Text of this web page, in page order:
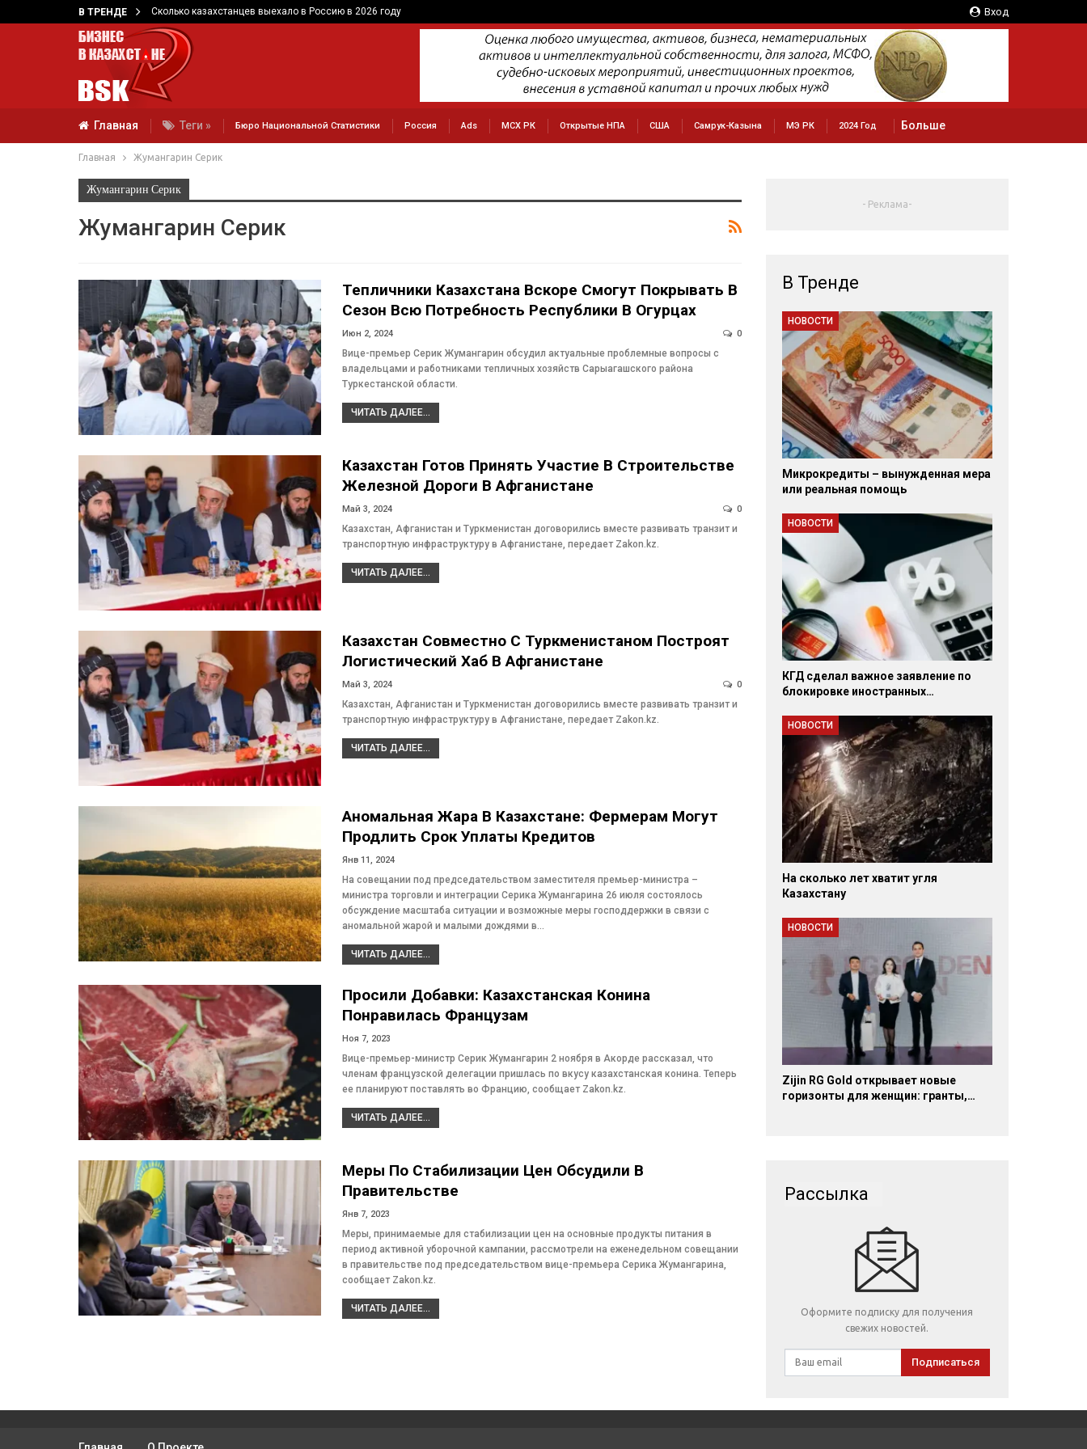
Вход
В ТРЕНДЕ Сколько казахстанцев выехало в Россию в 2026 году
Главная Теги » Бюро Национальной Статистики Россия Ads МСХ РК Открытые НПА США Самрук-Казына МЭ РК 2024 Год Больше
Главная Жумангарин Серик
Жумангарин Серик
Жумангарин Серик
Тепличники Казахстана Вскоре Смогут Покрывать В
Сезон Всю Потребность Республики В Огурцах
Июн 2, 2024 0
Вице-премьер Серик Жумангарин обсудил актуальные проблемные вопросы с
владельцами и работниками тепличных хозяйств Сарыагашского района
Туркестанской области.
ЧИТАТЬ ДАЛЕЕ...
Казахстан Готов Принять Участие В Строительстве
Железной Дороги В Афганистане
Май 3, 2024 0
Казахстан, Афганистан и Туркменистан договорились вместе развивать транзит и
транспортную инфраструктуру в Афганистане, передает Zakon.kz.
ЧИТАТЬ ДАЛЕЕ...
Казахстан Совместно С Туркменистаном Построят
Логистический Хаб В Афганистане
Май 3, 2024 0
Казахстан, Афганистан и Туркменистан договорились вместе развивать транзит и
транспортную инфраструктуру в Афганистане, передает Zakon.kz.
ЧИТАТЬ ДАЛЕЕ...
Аномальная Жара В Казахстане: Фермерам Могут
Продлить Срок Уплаты Кредитов
Янв 11, 2024
На совещании под председательством заместителя премьер-министра –
министра торговли и интеграции Серика Жумангарина 26 июля состоялось
обсуждение масштаба ситуации и возможные меры господдержки в связи с
аномальной жарой и малыми дождями в…
ЧИТАТЬ ДАЛЕЕ...
Просили Добавки: Казахстанская Конина
Понравилась Французам
Ноя 7, 2023
Вице-премьер-министр Серик Жумангарин 2 ноября в Акорде рассказал, что
членам французской делегации пришлась по вкусу казахстанская конина. Теперь
ее планируют поставлять во Францию, сообщает Zakon.kz.
ЧИТАТЬ ДАЛЕЕ...
Меры По Стабилизации Цен Обсудили В
Правительстве
Янв 7, 2023
Меры, принимаемые для стабилизации цен на основные продукты питания в
период активной уборочной кампании, рассмотрели на еженедельном совещании
в правительстве под председательством вице-премьера Серика Жумангарина,
сообщает Zakon.kz.
ЧИТАТЬ ДАЛЕЕ...
- Реклама-
В Тренде
НОВОСТИ
Микрокредиты – вынужденная мера
или реальная помощь
НОВОСТИ
КГД сделал важное заявление по
блокировке иностранных…
НОВОСТИ
На сколько лет хватит угля
Казахстану
НОВОСТИ
Zijin RG Gold открывает новые
горизонты для женщин: гранты,…
Рассылка
Оформите подписку для получения
свежих новостей.
Подписаться